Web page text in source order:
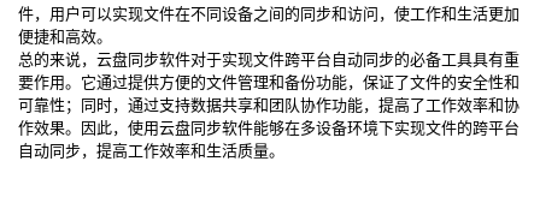
件，用户可以实现文件在不同设备之间的同步和访问，使工作和生活更加
便捷和高效。
总的来说，云盘同步软件对于实现文件跨平台自动同步的必备工具具有重
要作用。它通过提供方便的文件管理和备份功能，保证了文件的安全性和
可靠性；同时，通过支持数据共享和团队协作功能，提高了工作效率和协
作效果。因此，使用云盘同步软件能够在多设备环境下实现文件的跨平台
自动同步，提高工作效率和生活质量。